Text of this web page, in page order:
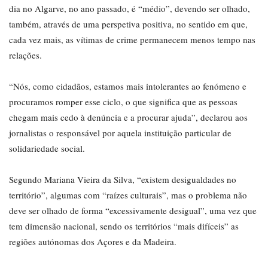
dia no Algarve, no ano passado, é “médio”, devendo ser olhado,
também, através de uma perspetiva positiva, no sentido em que,
cada vez mais, as vítimas de crime permanecem menos tempo nas
relações.
“Nós, como cidadãos, estamos mais intolerantes ao fenómeno e
procuramos romper esse ciclo, o que significa que as pessoas
chegam mais cedo à denúncia e a procurar ajuda”, declarou aos
jornalistas o responsável por aquela instituição particular de
solidariedade social.
Segundo Mariana Vieira da Silva, “existem desigualdades no
território”, algumas com “raízes culturais”, mas o problema não
deve ser olhado de forma “excessivamente desigual”, uma vez que
tem dimensão nacional, sendo os territórios “mais difíceis” as
regiões autónomas dos Açores e da Madeira.